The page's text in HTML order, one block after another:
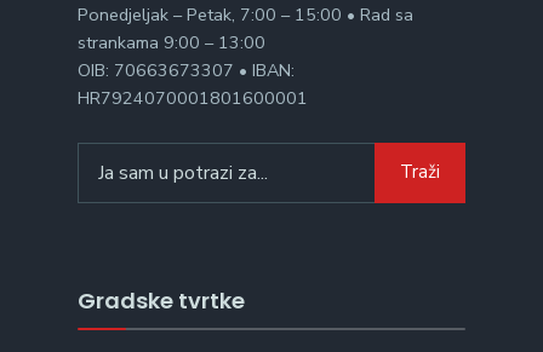
Ponedjeljak – Petak, 7:00 – 15:00 • Rad sa
strankama 9:00 – 13:00
OIB: 70663673307 • IBAN:
HR7924070001801600001
for:
Traži
Gradske tvrtke